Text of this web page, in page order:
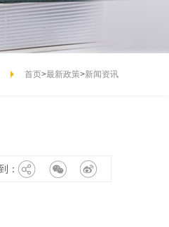
首页>最新政策>新闻资讯
：